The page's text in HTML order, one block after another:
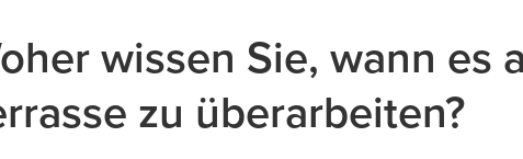
wissen Sie, wann es
zu überarbeiten?